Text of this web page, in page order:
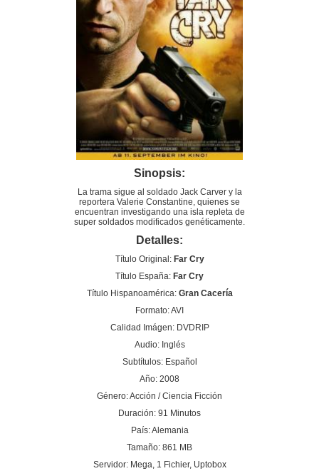
Sinopsis:
La trama sigue al soldado Jack Carver y la
reportera Valerie Constantine, quienes se
encuentran investigando una isla repleta de
super soldados modificados genéticamente.
Detalles:
Título Original: Far Cry
Título España: Far Cry
Título Hispanoamérica: Gran Cacería
Formato: AVI
Calidad Imágen: DVDRIP
Audio: Inglés
Subtítulos: Español
Año: 2008
Género: Acción / Ciencia Ficción
Duración: 91 Minutos
País: Alemania
Tamaño: 861 MB
Servidor: Mega, 1 Fichier, Uptobox